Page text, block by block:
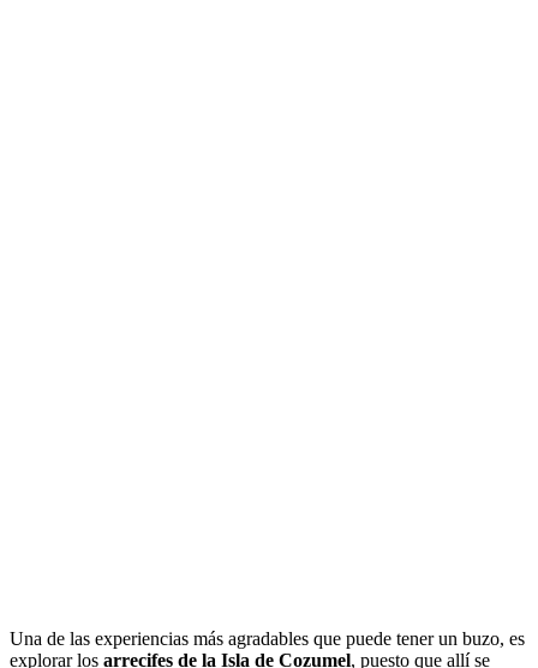
Una de las experiencias más agradables que puede tener un buzo, es
explorar los arrecifes de la Isla de Cozumel, puesto que allí se